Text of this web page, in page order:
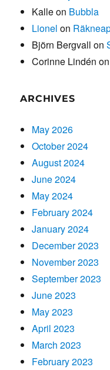
Kalleon Bubbla
Lionel on
Björn Bergvall on
Corinne Lindén
ARCHIVES
May 2026
October 2024
August 2024
June 2024
May 2024
February 2024
January 2024
December 2023
November 2023
September 2023
June 2023
May 2023
April 2023
March 2023
February 2023